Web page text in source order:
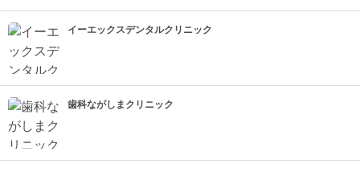
イーエックスデンタルクリニック
歯科ながしまクリニック